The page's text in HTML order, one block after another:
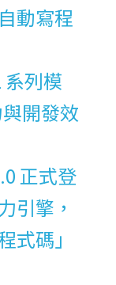
動寫程
系列模
開發效
正式登
引擎，
式碼」